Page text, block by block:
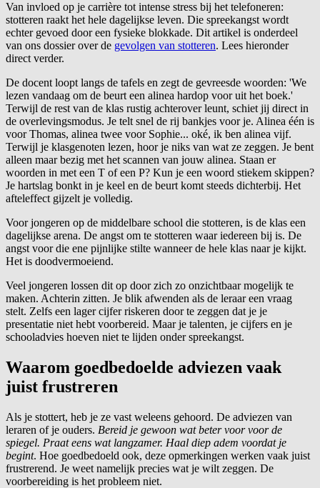
Van invloed op je carrière tot intense stress bij het telefoneren:
stotteren raakt het hele dagelijkse leven. Die spreekangst wordt
echter gevoed door een fysieke blokkade. Dit artikel is onderdeel
van ons dossier over de gevolgen van stotteren. Lees hieronder
direct verder.
De docent loopt langs de tafels en zegt de gevreesde woorden: 'We
lezen vandaag om de beurt een alinea hardop voor uit het boek.'
Terwijl de rest van de klas rustig achterover leunt, schiet jij direct in
de overlevingsmodus. Je telt snel de rij bankjes voor je. Alinea één is
voor Thomas, alinea twee voor Sophie... oké, ik ben alinea vijf.
Terwijl je klasgenoten lezen, hoor je niks van wat ze zeggen. Je bent
alleen maar bezig met het scannen van jouw alinea. Staan er
woorden in met een T of een P? Kun je een woord stiekem skippen?
Je hartslag bonkt in je keel en de beurt komt steeds dichterbij. Het
afteleffect gijzelt je volledig.
Voor jongeren op de middelbare school die stotteren, is de klas een
dagelijkse arena. De angst om te stotteren waar iedereen bij is. De
angst voor die ene pijnlijke stilte wanneer de hele klas naar je kijkt.
Het is doodvermoeiend.
Veel jongeren lossen dit op door zich zo onzichtbaar mogelijk te
maken. Achterin zitten. Je blik afwenden als de leraar een vraag
stelt. Zelfs een lager cijfer riskeren door te zeggen dat je je
presentatie niet hebt voorbereid. Maar je talenten, je cijfers en je
schooladvies hoeven niet te lijden onder spreekangst.
Waarom goedbedoelde adviezen vaak
juist frustreren
Als je stottert, heb je ze vast weleens gehoord. De adviezen van
leraren of je ouders. Bereid je gewoon wat beter voor voor de
spiegel. Praat eens wat langzamer. Haal diep adem voordat je
begint. Hoe goedbedoeld ook, deze opmerkingen werken vaak juist
frustrerend. Je weet namelijk precies wat je wilt zeggen. De
voorbereiding is het probleem niet.